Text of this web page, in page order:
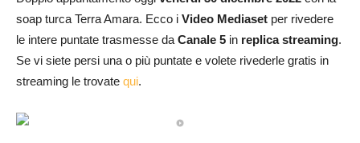
soap turca Terra Amara. Ecco i Video Mediaset per rivedere
le intere puntate trasmesse da Canale 5 in replica streaming.
Se vi siete persi una o più puntate e volete rivederle gratis in
streaming le trovate qui.